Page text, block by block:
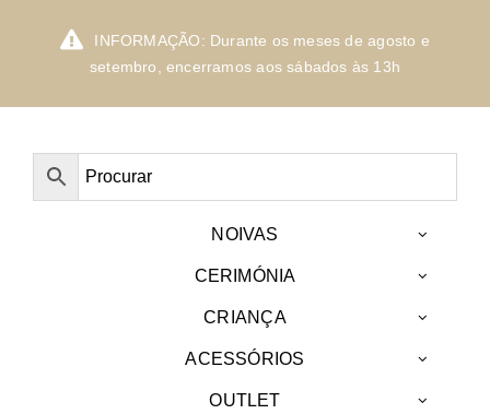
INFORMAÇÃO: Durante os meses de agosto e
setembro, encerramos aos sábados às 13h
NOIVAS
CERIMÓNIA
CRIANÇA
ACESSÓRIOS
OUTLET